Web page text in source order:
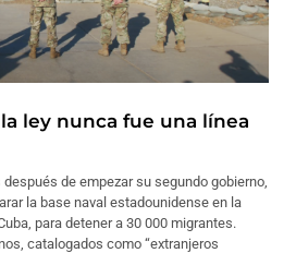
ley nunca fue una línea
de empezar su segundo gobierno,
la base naval estadounidense en la
para detener a 30 000 migrantes.
catalogados como “extranjeros